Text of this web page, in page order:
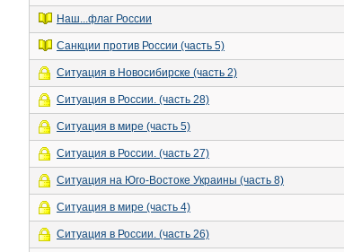
Наш...флаг России
Санкции против России (часть 5)
Ситуация в Новосибирске (часть 2)
Ситуация в России. (часть 28)
Ситуация в мире (часть 5)
Ситуация в России. (часть 27)
Ситуация на Юго-Востоке Украины (часть 8)
Ситуация в мире (часть 4)
Ситуация в России. (часть 26)